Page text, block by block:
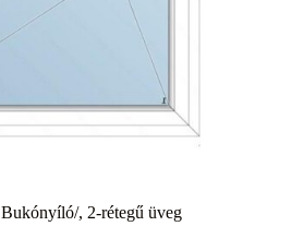
, 2-rétegű üveg